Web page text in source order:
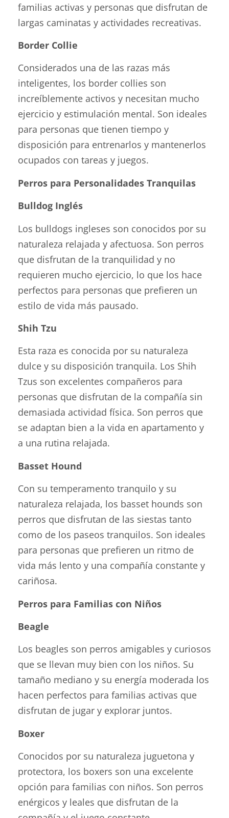
familias activas y personas que disfrutan de
largas caminatas y actividades recreativas.
Border Collie
Considerados una de las razas más
inteligentes, los border collies son
increíblemente activos y necesitan mucho
ejercicio y estimulación mental. Son ideales
para personas que tienen tiempo y
disposición para entrenarlos y mantenerlos
ocupados con tareas y juegos.
Perros para Personalidades Tranquilas
Bulldog Inglés
Los bulldogs ingleses son conocidos por su
naturaleza relajada y afectuosa. Son perros
que disfrutan de la tranquilidad y no
requieren mucho ejercicio, lo que los hace
perfectos para personas que prefieren un
estilo de vida más pausado.
Shih Tzu
Esta raza es conocida por su naturaleza
dulce y su disposición tranquila. Los Shih
Tzus son excelentes compañeros para
personas que disfrutan de la compañía sin
demasiada actividad física. Son perros que
se adaptan bien a la vida en apartamento y
a una rutina relajada.
Basset Hound
Con su temperamento tranquilo y su
naturaleza relajada, los basset hounds son
perros que disfrutan de las siestas tanto
como de los paseos tranquilos. Son ideales
para personas que prefieren un ritmo de
vida más lento y una compañía constante y
cariñosa.
Perros para Familias con Niños
Beagle
Los beagles son perros amigables y curiosos
que se llevan muy bien con los niños. Su
tamaño mediano y su energía moderada los
hacen perfectos para familias activas que
disfrutan de jugar y explorar juntos.
Boxer
Conocidos por su naturaleza juguetona y
protectora, los boxers son una excelente
opción para familias con niños. Son perros
enérgicos y leales que disfrutan de la